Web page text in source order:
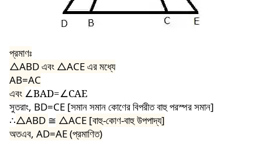
প্রমাণঃ
△ABDএবং △ACEএর মধ্যে
AB=AC
এবং ∠BAD=∠CAE
সুতরাং, BD=CE [সমান সমান কোণের বিপরীত বাহু পরস্পর সমান]
∴△ABD ≅ △ACE [বাহু-কোণ-বাহু উপপাদ্য]
অতএব, AD=AE (প্রমাণিত)